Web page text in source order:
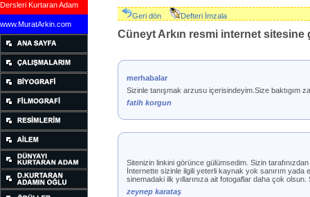
Dersleri Kurtaran Adam
www.MuratArkin.com
Geri dön Defteri İmzala
Cüneyt Arkın resmi internet
merhabalar
Sizinle tanışmak arzusu içerisindeyim.Size baktıgım
fatih korgun
Sitenizin linkini görünce gülümsedim. Sizin
İnternette sizinle ilgili yeterli kaynak yok sanırım
sinemadaki ilk yıllarınıza ait fotogaflar daha çok olsun.
zeynep karataş